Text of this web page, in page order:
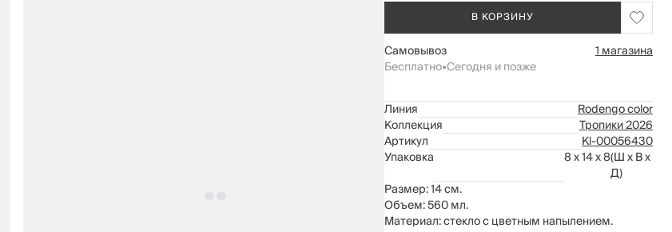
В КОРЗИНУ
Самовывоз
1 магазина
Бесплатно•Сегодня и позже
Линия
Rodengo color
Коллекция
Тропики 2026
Артикул
Kl-00056430
Упаковка
8 x 14 x 8(Ш x В x
Д)
Размер: 14 см.
Объем: 560 мл.
Материал: стекло с цветным напылением.